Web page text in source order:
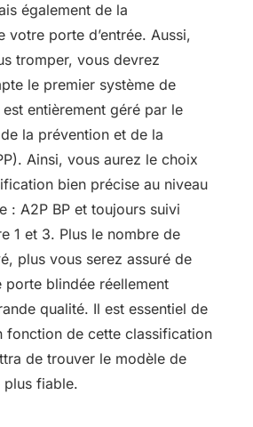
également de la
votre porte d’entrée. Aussi,
tromper, vous devrez
le premier système de
entièrement géré par le
la prévention et de la
Ainsi, vous aurez le choix
bien précise au niveau
: A2P BP et toujours suivi
1 et 3. Plus le nombre de
plus vous serez assuré de
porte blindée réellement
qualité. Il est essentiel de
fonction de cette classification
de trouver le modèle de
fiable.